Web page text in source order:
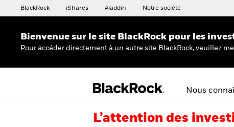
BlackRock iShares Aladdin Notre société
Bienvenue sur le site BlackRock pour les
Pour accéder directement à un autre site BlackRock, veuillez
Nous
L’attention des